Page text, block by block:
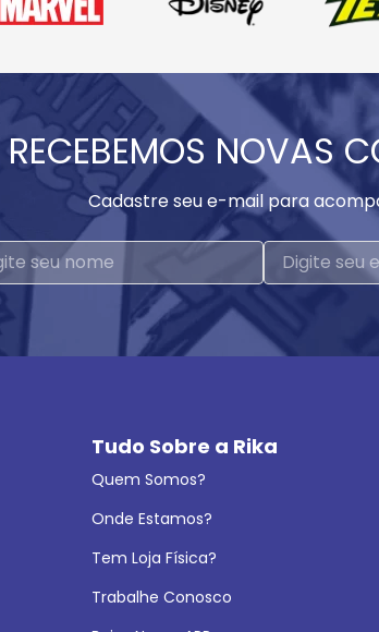
RECEBEMOS NOVAS
Cadastre seu e-mail para
Tudo Sobre a Rika
Quem Somos?
Onde Estamos?
Tem Loja Física?
Trabalhe Conosco